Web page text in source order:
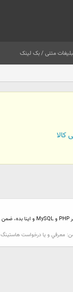
متنی / بک لینک
کالا
معرفي و يا درخواست هاستينگ